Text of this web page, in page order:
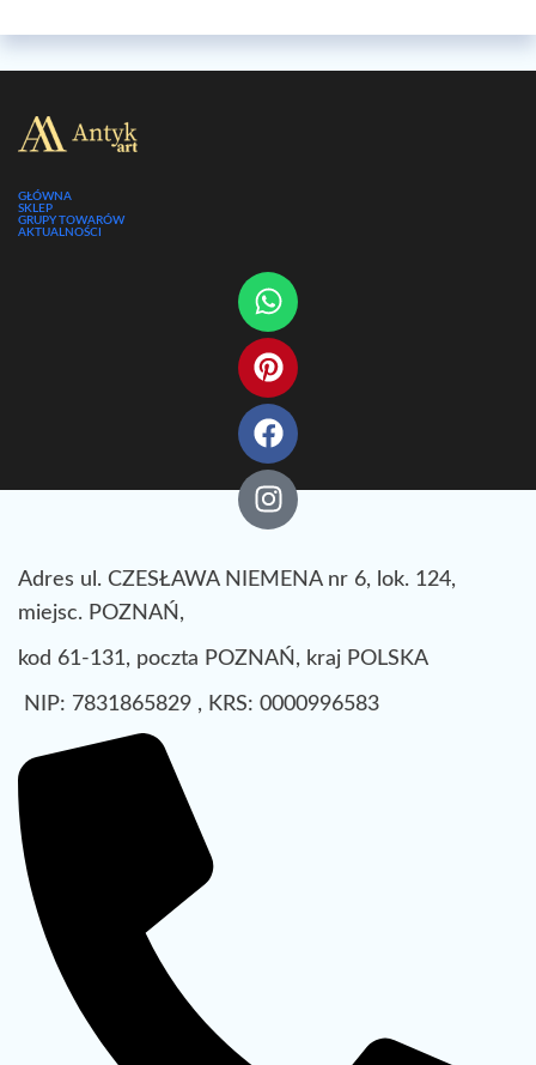
GŁÓWNA
SKLEP
GRUPY TOWARÓW
AKTUALNOŚCI
Adres ul. CZESŁAWA NIEMENA nr 6, lok. 124,
miejsc. POZNAŃ,
kod 61-131, poczta POZNAŃ, kraj POLSKA
NIP: 7831865829 , KRS: 0000996583